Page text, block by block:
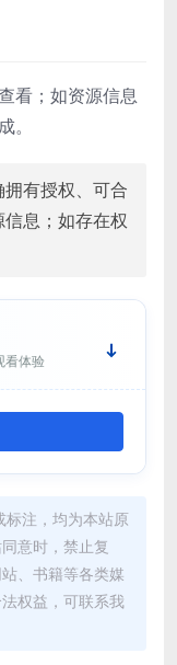
看；如资源信息
有授权、可合
息；如存在权
看体验
标注，均为本站原
意时，禁止复
、书籍等各类媒
权益，可联系我